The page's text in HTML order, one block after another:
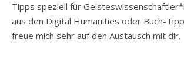
Tipps speziell für
aus den Digital Humanities oder Buch-
freue mich sehr auf den Austausch mit dir.